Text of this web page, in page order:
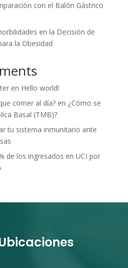
con el Balón Gástrico
en la Decisión de
la Obesidad
en Hello world!
comer al día?en ¿Cómo se
Basal (TMB)?
tu sistema inmunitario ante
de los ingresados en UCI por